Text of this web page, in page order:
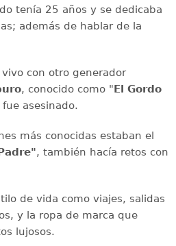
tenía 25 años y se dedicaba
además de hablar de la
con otro generador
, conocido como "El Gordo
asesinado.
más conocidas estaban el
, también hacía retos con
de vida como viajes, salidas
y la ropa de marca que
lujosos.